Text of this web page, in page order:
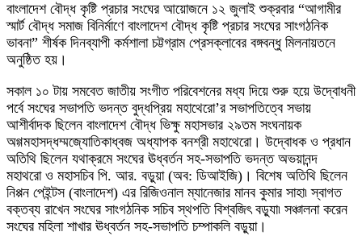
বাংলাদেশ বৌদ্ধ কৃষ্টি প্রচার সংঘের আয়োজনে ১২ জুলাই শুক্রবার “আগামীর
স্মার্ট বৌদ্ধ সমাজ বিনির্মাণে বাংলাদেশ বৌদ্ধ কৃষ্টি প্রচার সংঘের সাংগঠনিক
ভাবনা” শীর্ষক দিনব্যাপী কর্মশালা চট্টগ্রাম প্রেসক্লাবের বঙ্গবন্ধু মিলনায়তনে
অনুষ্ঠিত হয়।
সকাল ১০ টায় সমবেত জাতীয় সংগীত পরিবেশনের মধ্য দিয়ে শুরু হয়ে উদ্বোধনী
পর্বে সংঘের সভাপতি ভদন্ত বুদ্ধপ্রিয় মহাথেরো’র সভাপতিত্বে সভায়
আশীর্বাদক ছিলেন বাংলাদেশ বৌদ্ধ ভিক্ষু মহাসভার ২৯তম সংঘনায়ক
অগ্গমহাসদ্ধম্মজ্যোতিকাধ্বজ অধ্যাপক বনশ্রী মহাথেরো। উদ্বোধক ও প্রধান
অতিথি ছিলেন যথাক্রমে সংঘের ঊধ্বর্তন সহ-সভাপতি ভদন্ত অভয়ানন্দ
মহাথরো ও মহাসচিব পি. আর. বড়ুয়া (অব: ডিআইজি)। বিশেষ অতিথি ছিলেন
নিপ্পন পেইন্টস (বাংলাদেশ) এর রিজিওনাল ম্যানেজার মানব কুমার সাহা৷ স্বাগত
বক্তব্য রাখেন সংঘের সাংগঠনিক সচিব স্থপতি বিশ্বজিৎ বড়ুযা৷ সঞ্চালনা করেন
সংঘের মহিলা শাখার ঊধ্বর্তন সহ-সভাপতি চম্পাকলি বড়ুয়া।